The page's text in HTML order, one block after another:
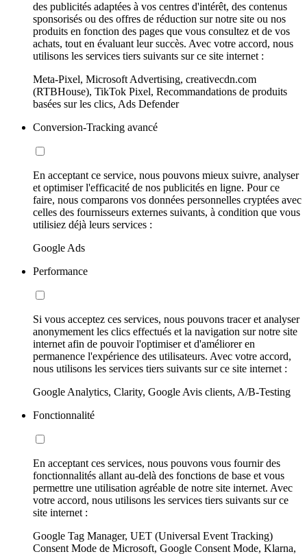
des publicités adaptées à vos centres d'intérêt, des contenus
sponsorisés ou des offres de réduction sur notre site ou nos
produits en fonction des pages que vous consultez et de vos
achats, tout en évaluant leur succès. Avec votre accord, nous
utilisons les services tiers suivants sur ce site internet :
Meta-Pixel, Microsoft Advertising, creativecdn.com
(RTBHouse), TikTok Pixel, Recommandations de produits
basées sur les clics, Ads Defender
Conversion-Tracking avancé
En acceptant ce service, nous pouvons mieux suivre, analyser
et optimiser l'efficacité de nos publicités en ligne. Pour ce
faire, nous comparons vos données personnelles cryptées avec
celles des fournisseurs externes suivants, à condition que vous
utilisiez déjà leurs services :
Google Ads
Performance
Si vous acceptez ces services, nous pouvons tracer et analyser
anonymement les clics effectués et la navigation sur notre site
internet afin de pouvoir l'optimiser et d'améliorer en
permanence l'expérience des utilisateurs. Avec votre accord,
nous utilisons les services tiers suivants sur ce site internet :
Google Analytics, Clarity, Google Avis clients, A/B-Testing
Fonctionnalité
En acceptant ces services, nous pouvons vous fournir des
fonctionnalités allant au-delà des fonctions de base et vous
permettre une utilisation agréable de notre site internet. Avec
votre accord, nous utilisons les services tiers suivants sur ce
site internet :
Google Tag Manager, UET (Universal Event Tracking)
Consent Mode de Microsoft, Google Consent Mode, Klarna,